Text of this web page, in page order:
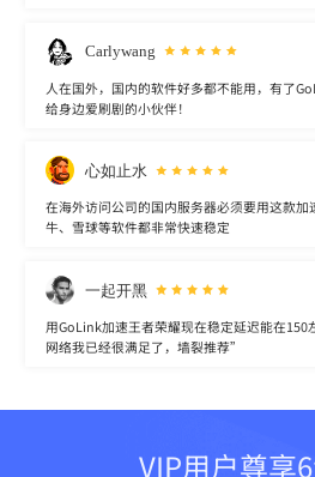
Carlywang
人在国外，国内的软件好多都不能用，有了
给身边爱刷剧的小伙伴！
心如止水
在海外访问公司的国内服务器必须要用这款
牛、雪球等软件都非常快速稳定
一起开黑
用GoLink加速王者荣耀现在稳定延迟能在150
网络我已经很满足了，墙裂推荐”
VIP用户尊享